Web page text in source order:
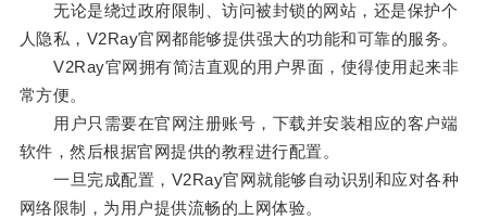
无论是绕过政府限制、访问被封锁的网站，还是保护个
人隐私，V2Ray官网都能够提供强大的功能和可靠的服务。
V2Ray官网拥有简洁直观的用户界面，使得使用起来非
常方便。
用户只需要在官网注册账号，下载并安装相应的客户端
软件，然后根据官网提供的教程进行配置。
一旦完成配置，V2Ray官网就能够自动识别和应对各种
网络限制，为用户提供流畅的上网体验。